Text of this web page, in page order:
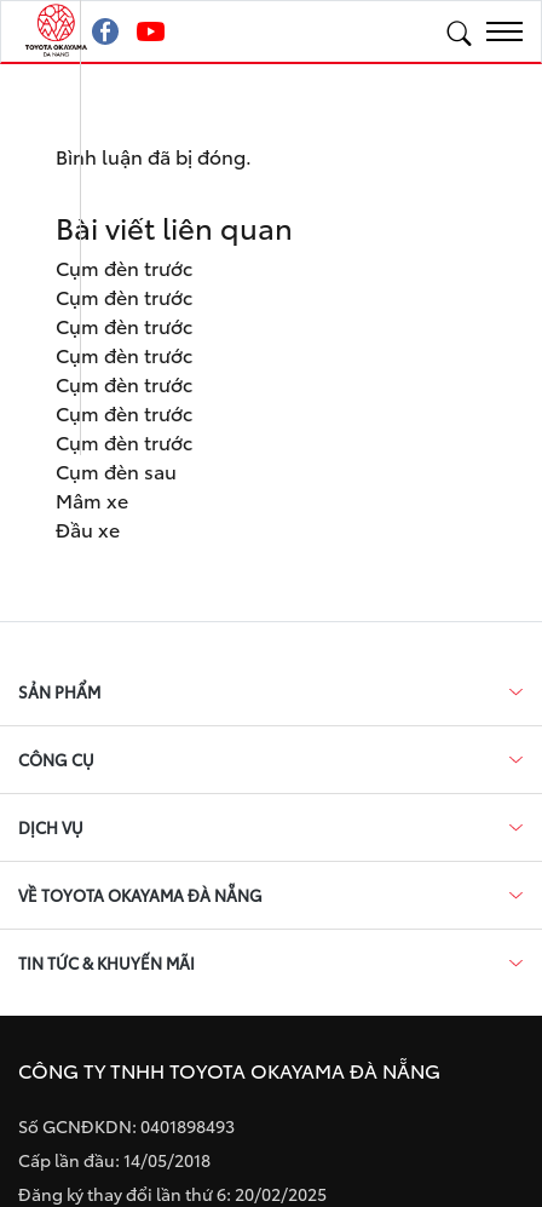
Bình luận đã bị đóng.
Bài viết liên quan
Cụm đèn trước
Cụm đèn trước
Cụm đèn trước
Cụm đèn trước
Cụm đèn trước
Cụm đèn trước
Cụm đèn trước
Cụm đèn sau
Mâm xe
Đầu xe
SẢN PHẨM
CÔNG CỤ
DỊCH VỤ
VỀ TOYOTA OKAYAMA ĐÀ NẴNG
TIN TỨC & KHUYẾN MÃI
CÔNG TY TNHH TOYOTA OKAYAMA ĐÀ NẴNG
Số GCNĐKDN: 0401898493
Cấp lần đầu: 14/05/2018
Đăng ký thay đổi lần thứ 6: 20/02/2025